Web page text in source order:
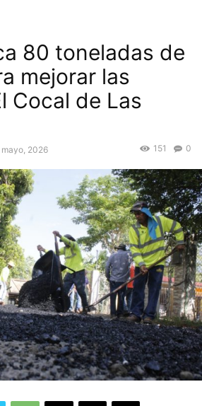
80 toneladas de
mejorar las
Cocal de Las
mayo, 2026 0
151